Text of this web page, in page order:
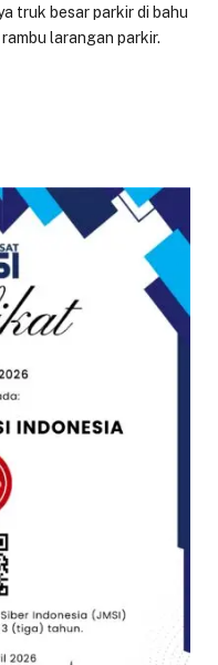
truk besar parkir di bahu
larangan parkir.